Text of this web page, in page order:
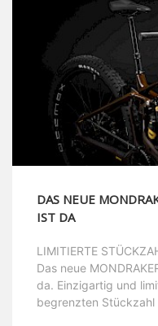
DAS NEUE
IST DA
LIMITIERTE
Das neue
da. Einzigartig und
begrenzten